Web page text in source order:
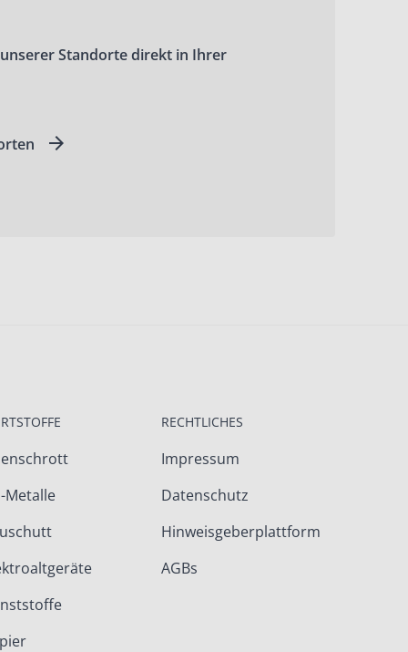
Standorte direkt in Ihrer
Metalle
RECHTLICHES
Impressum
Datenschutz
Hinweisgeberplattform
AGBs